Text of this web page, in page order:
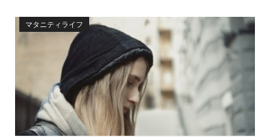
マタニティライフ